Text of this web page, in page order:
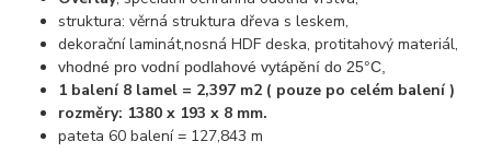
struktura: věrná struktura dřeva s leskem,
dekorační laminát,nosná HDF deska, protitahový materiál,
vhodné pro vodní podlahové vytápění do 25°C,
1 balení 8 lamel = 2,397 m2 ( pouze po celém balení )
rozměry: 1380 x 193 x 8 mm.
pateta 60 balení = 127,843 m